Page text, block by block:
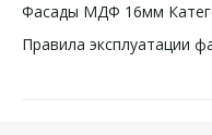
Фасады МДФ 16мм
Правила